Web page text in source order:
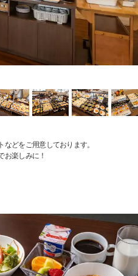
どをご用意しております。
お楽しみに！